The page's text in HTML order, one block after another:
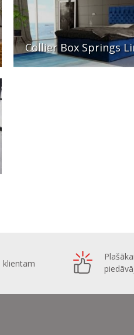
Collier Box Springs
klientam